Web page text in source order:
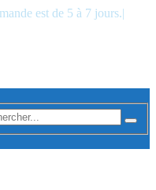
est de 5 à 7 jours.|